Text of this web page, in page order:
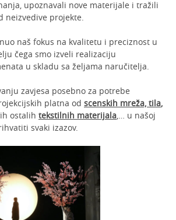
upoznavali nove materijale i tražili
neizvedive projekte.
naš fokus na kvalitetu i preciznost u
čega smo izveli realizaciju
u skladu sa željama naručitelja.
zavjesa posebno za potrebe
platna od scenskih mreža, tila,
ostalih tekstilnih materijala,… u našoj
svaki izazov.